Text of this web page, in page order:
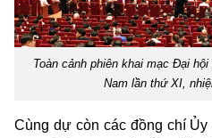
Toàn cảnh phiên khai mạc Đại
Nam lần thứ XI,
Cùng dự còn các đồng chí